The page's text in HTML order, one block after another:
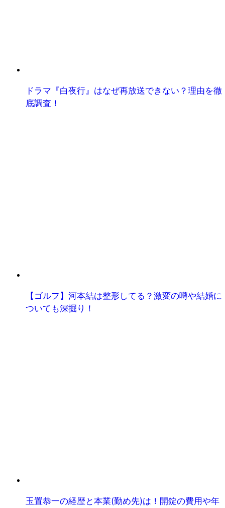
ドラマ『白夜行』はなぜ再放送できない？理由を徹
底調査！
【ゴルフ】河本結は整形してる？激変の噂や結婚に
ついても深掘り！
玉置恭一の経歴と本業(勤め先)は！開錠の費用や年